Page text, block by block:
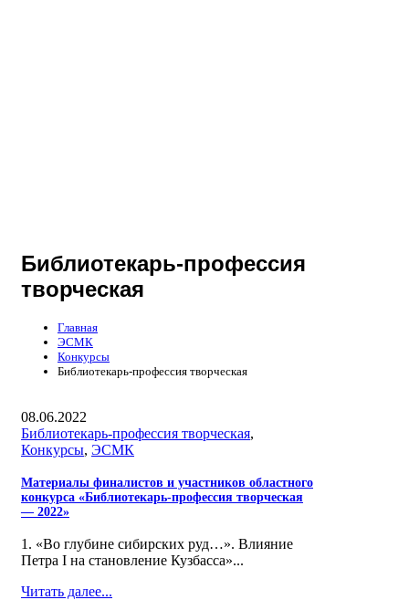
Библиотекарь-профессия
творческая
Главная
ЭСМК
Конкурсы
Библиотекарь-профессия творческая
08.06.2022
Библиотекарь-профессия творческая,
Конкурсы, ЭСМК
Материалы финалистов и участников областного
конкурса «Библиотекарь-профессия творческая
— 2022»
1. «Во глубине сибирских руд…». Влияние
Петра I на становление Кузбасса»...
Читать далее...